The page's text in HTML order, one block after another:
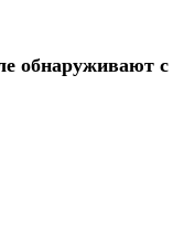
обнаруживают